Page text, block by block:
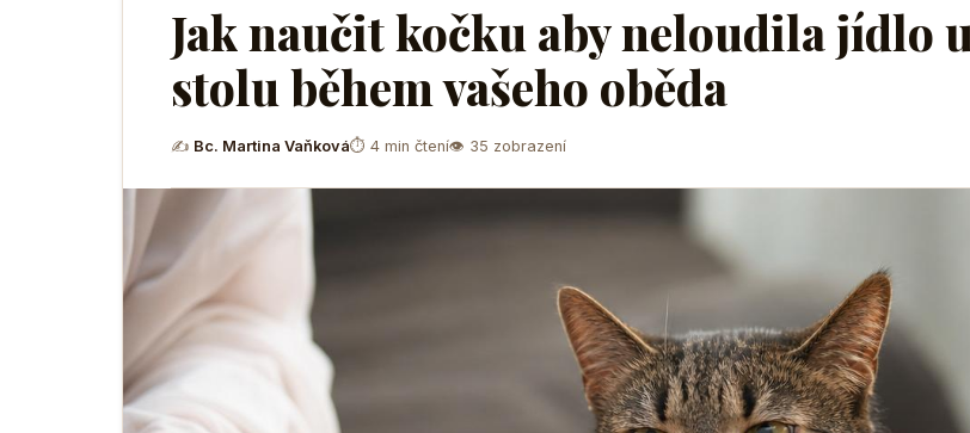
Jak naučit kočku aby neloudila jídlo u
stolu během vašeho oběda
✍ Bc. Martina Vaňková⏱ 4 min čtení👁 35 zobrazení